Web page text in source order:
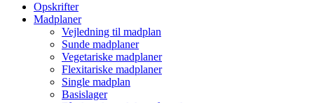
Opskrifter
Madplaner
Vejledning til madplan
Sunde madplaner
Vegetariske madplaner
Flexitariske madplaner
Single madplan
Basislager